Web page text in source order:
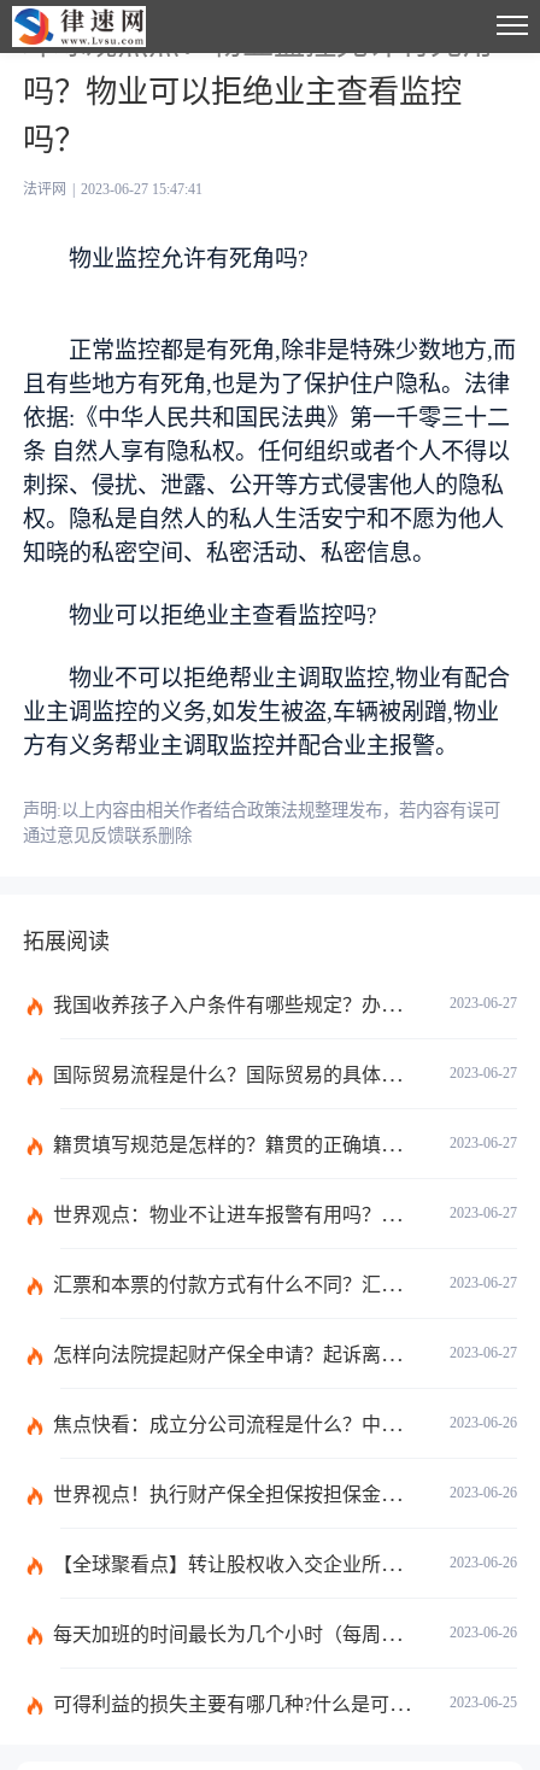
环球观焦点：物业监控允许有死角
吗？物业可以拒绝业主查看监控
吗？
法评网 2023-06-27 15:47:41
物业监控允许有死角吗?
正常监控都是有死角,除非是特殊少数地方,而
且有些地方有死角,也是为了保护住户隐私。法律
依据:《中华人民共和国民法典》第一千零三十二
条 自然人享有隐私权。任何组织或者个人不得以
刺探、侵扰、泄露、公开等方式侵害他人的隐私
权。隐私是自然人的私人生活安宁和不愿为他人
知晓的私密空间、私密活动、私密信息。
物业可以拒绝业主查看监控吗?
物业不可以拒绝帮业主调取监控,物业有配合
业主调监控的义务,如发生被盗,车辆被剐蹭,物业
方有义务帮业主调取监控并配合业主报警。
声明:以上内容由相关作者结合政策法规整理发布，若内容有误可
通过意见反馈联系删除
拓展阅读
2023-06-27
我国收养孩子入户条件有哪些规定？办理收养登记的事实收养情况有几种？
2023-06-27
国际贸易流程是什么？国际贸易的具体流程的内容都有哪些？
2023-06-27
籍贯填写规范是怎样的？籍贯的正确填写规范是什么？-天天微动态
2023-06-27
世界观点：物业不让进车报警有用吗？小区不让业主进车该怎么投诉？
2023-06-27
汇票和本票的付款方式有什么不同？汇票和本票包含的交易数有什么不同？ 环球今热点
2023-06-27
怎样向法院提起财产保全申请？起诉离婚能申请财产保全吗？_全球快播
2023-06-26
焦点快看：成立分公司流程是什么？中华人民共和国公司登记管理条例第四十七条是什么？
2023-06-26
世界视点！执行财产保全担保按担保金额的1%收取吗？
2023-06-26
【全球聚看点】转让股权收入交企业所得税吗？企业所得税征税原则是什么？
2023-06-26
每天加班的时间最长为几个小时（每周加班不能超过多少小时）
2023-06-25
可得利益的损失主要有哪几种?什么是可得利益？|天天速读